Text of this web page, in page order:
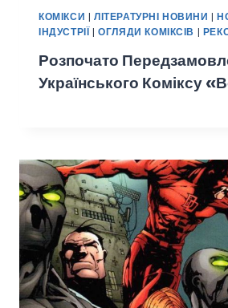
КОМІКСИ | ЛІТЕРАТУРНІ НОВИНИ |
ІНДУСТРІЇ |ОГЛЯДИ КОМІКСІВ |
Розпочато
Українського Коміксу